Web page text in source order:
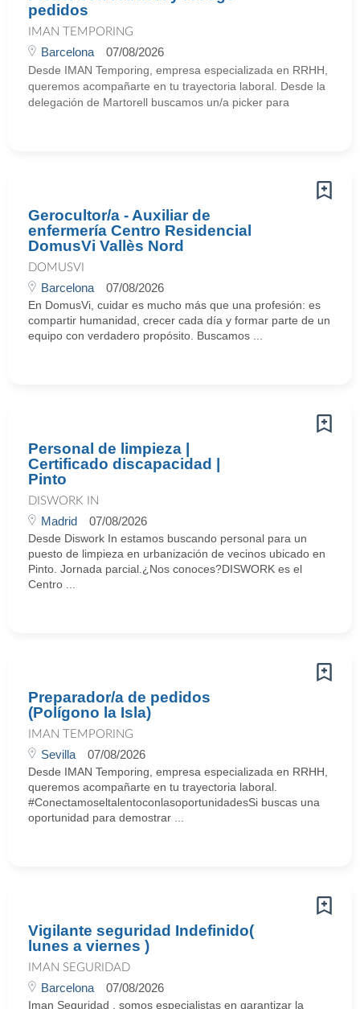
pedidos
IMAN TEMPORING
Barcelona 07/08/2026
Desde IMAN Temporing, empresa especializada en RRHH,
queremos acompañarte en tu trayectoria laboral. Desde la
delegación de Martorell buscamos un/a picker para
Gerocultor/a - Auxiliar de
enfermería Centro Residencial
DomusVi Vallès Nord
DOMUSVI
Barcelona 07/08/2026
En DomusVi, cuidar es mucho más que una profesión: es
compartir humanidad, crecer cada día y formar parte de un
equipo con verdadero propósito. Buscamos ...
Personal de limpieza |
Certificado discapacidad |
Pinto
DISWORK IN
Madrid 07/08/2026
Desde Diswork In estamos buscando personal para un
puesto de limpieza en urbanización de vecinos ubicado en
Pinto. Jornada parcial.¿Nos conoces?DISWORK es el
Centro ...
Preparador/a de pedidos
(Polígono la Isla)
IMAN TEMPORING
Sevilla 07/08/2026
Desde IMAN Temporing, empresa especializada en RRHH,
queremos acompañarte en tu trayectoria laboral.
#ConectamoseltalentoconlasoportunidadesSi buscas una
oportunidad para demostrar ...
Vigilante seguridad Indefinido(
lunes a viernes )
IMAN SEGURIDAD
Barcelona 07/08/2026
Iman Seguridad , somos especialistas en garantizar la